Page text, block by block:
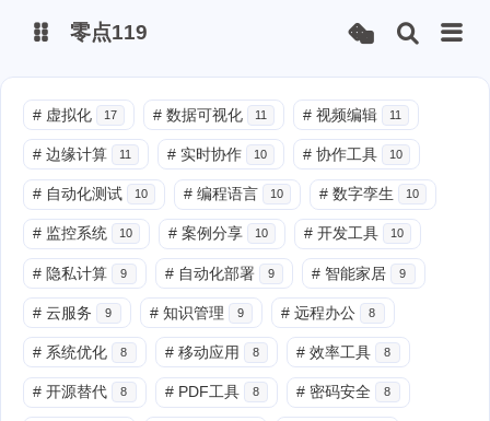
微博
抖音
零点119
# 虚拟化 17 # 数据可视化 11 # 视频编辑 11
# 边缘计算 11 # 实时协作 10 # 协作工具 10
# 自动化测试 10 # 编程语言 10 # 数字孪生 10
# 监控系统 10 # 案例分享 10 # 开发工具 10
# 隐私计算 9 # 自动化部署 9 # 智能家居 9
# 云服务 9 # 知识管理 9 # 远程办公 8
# 系统优化 8 # 移动应用 8 # 效率工具 8
# 开源替代 8 # PDF工具 8 # 密码安全 8